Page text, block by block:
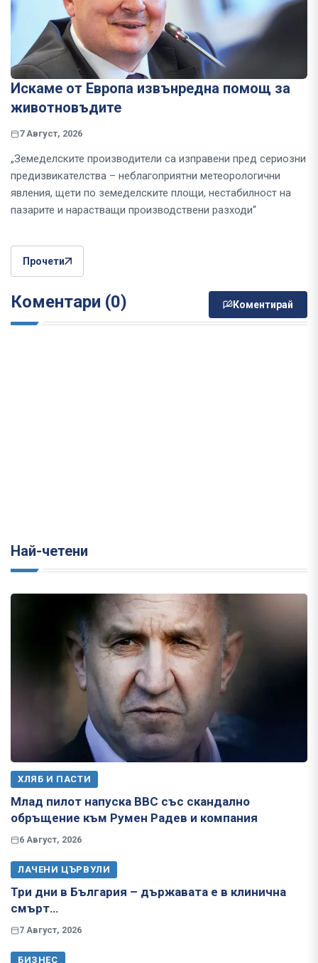
Искаме от Европа извънредна помощ за
животновъдите
7 Август, 2026
„Земеделските производители са изправени пред сериозни
предизвикателства – неблагоприятни метеорологични
явления, щети по земеделските площи, нестабилност на
пазарите и нарастващи производствени разходи“
Прочети
Коментари (0) Коментирай
Най-четени
ХЛЯБ И ПАСТИ
Млад пилот напуска ВВС със скандално
обръщение към Румен Радев и компания
6 Август, 2026
ЛАЧЕНИ ЦЪРВУЛИ
Три дни в България – държавата е в клинична
смърт…
7 Август, 2026
БИЗНЕС